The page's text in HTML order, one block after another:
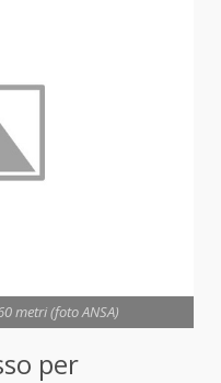
metri (foto ANSA)
per